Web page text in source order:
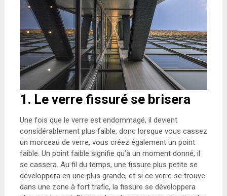
1. Le verre fissuré se brisera
Une fois que le verre est endommagé, il devient
considérablement plus faible, donc lorsque vous cassez
un morceau de verre, vous créez également un point
faible. Un point faible signifie qu’à un moment donné, il
se cassera. Au fil du temps, une fissure plus petite se
développera en une plus grande, et si ce verre se trouve
dans une zone à fort trafic, la fissure se développera